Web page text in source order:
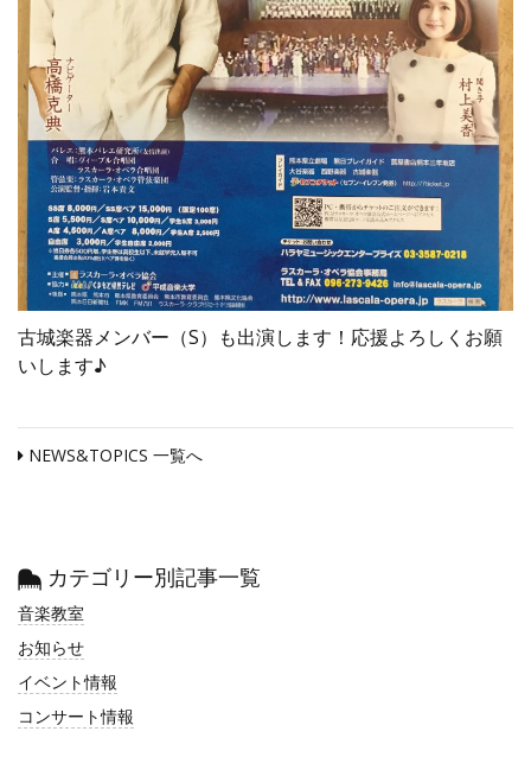
古城楽器メンバー（S）も出演します！応援よろしくお願
いします♪
NEWS&TOPICS 一覧へ
カテゴリー別記事一覧
音楽教室
お知らせ
イベント情報
コンサート情報